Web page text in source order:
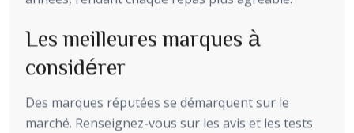
Les meilleures marques à
considérer
Des marques réputées se démarquent sur le
marché. Renseignez-vous sur les avis et les tests